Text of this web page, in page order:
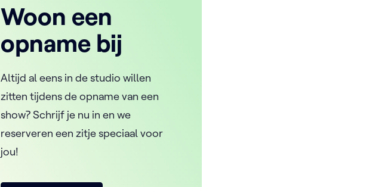
Woon een
opname bij
Altijd al eens in de studio willen
zitten tijdens de opname van een
show? Schrijf je nu in en we
reserveren een zitje speciaal voor
jou!